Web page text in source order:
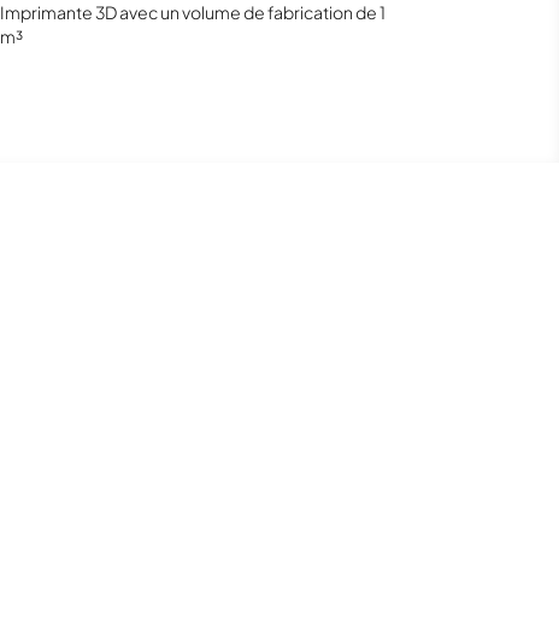
Imprimante 3D avec un volume de fabrication de 1
m³